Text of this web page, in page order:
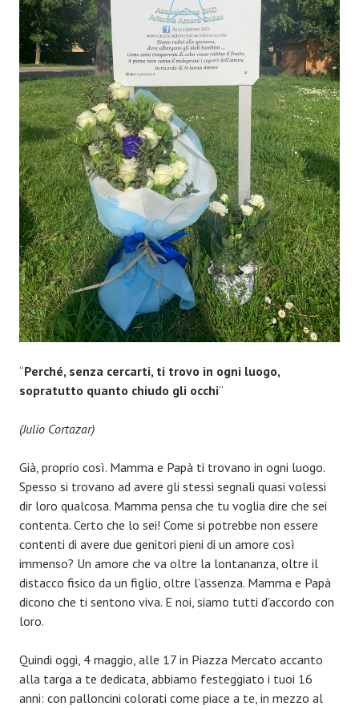
“Perché, senza cercarti, ti trovo in ogni luogo,
sopratutto quanto chiudo gli occhi“
(Julio Cortazar)
Già, proprio così. Mamma e Papà ti trovano in ogni luogo.
Spesso si trovano ad avere gli stessi segnali quasi volessi
dir loro qualcosa. Mamma pensa che tu voglia dire che sei
contenta. Certo che lo sei! Come si potrebbe non essere
contenti di avere due genitori pieni di un amore così
immenso? Un amore che va oltre la lontananza, oltre il
distacco fisico da un figlio, oltre l’assenza. Mamma e Papà
dicono che ti sentono viva. E noi, siamo tutti d’accordo con
loro.
Quindi oggi, 4 maggio, alle 17 in Piazza Mercato accanto
alla targa a te dedicata, abbiamo festeggiato i tuoi 16
anni: con palloncini colorati come piace a te, in mezzo al